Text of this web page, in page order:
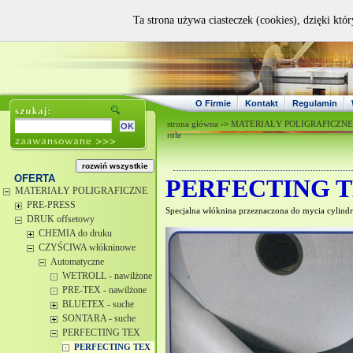
O Firmie Kontakt Regulamin
OFERTA
MATERIAŁY POLIGRAFICZNE
PRE-PRESS
DRUK offsetowy
CHEMIA do druku
CZYŚCIWA włókninowe
Automatyczne
WETROLL - nawilżone
PRE-TEX - nawilżone
BLUETEX - suche
SONTARA - suche
PERFECTING TEX
PERFECTING TEX
strona główna -> MATERIAŁY POLIGRAFICZNE
role
PERFECTING
Specjalna włóknina przeznaczona do mycia
Ta strona używa ciasteczek (cookies), dzięki